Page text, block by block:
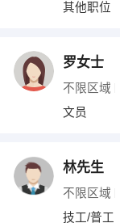
其他职位
罗女士
不限区域
文员
林先生
不限区域
技工/普工